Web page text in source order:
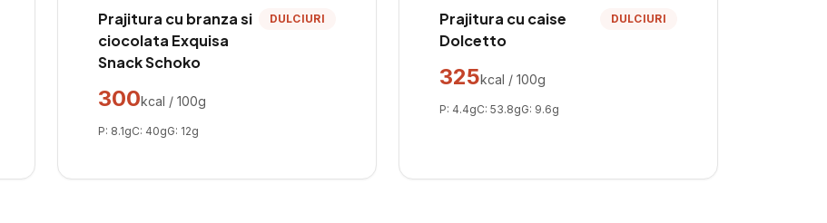
Prajitura cu branza si
ciocolata Exquisa
Snack Schoko
DULCIURI
300kcal / 100g
P: 8.1gC: 40gG: 12g
Prajitura cu caise
Dolcetto
DULCIURI
325kcal / 100g
P: 4.4gC: 53.8gG: 9.6g